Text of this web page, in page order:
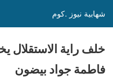
شهابية نيوز .كوم
خلف راية الاستقلال
فاطمة جواد بيضون